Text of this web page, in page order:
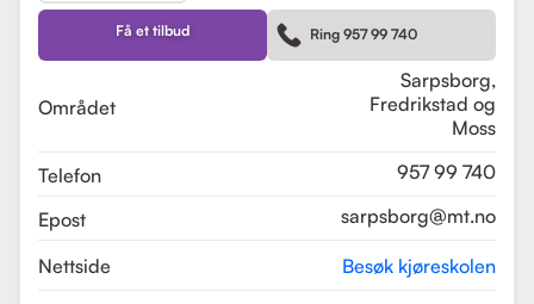
på undervisningen, og har fått
positive tilbakemeldinger fra elever,
med vurderinger som 5.0 i
Sarpsborg og 4.4 i Fredrikstad.
Få et tilbud Ring 957 99 740
Området
Sarpsborg,
Fredrikstad og
Moss
Telefon
957 99 740
Epost
sarpsborg@mt.no
Nettside Besøk kjøreskolen